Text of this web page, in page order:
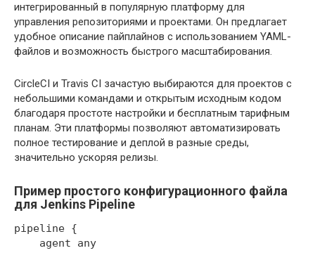
интегрированный в популярную платформу для
управления репозиториями и проектами. Он предлагает
удобное описание пайплайнов с использованием YAML-
файлов и возможность быстрого масштабирования.
CircleCI и Travis CI зачастую выбираются для проектов с
небольшими командами и открытым исходным кодом
благодаря простоте настройки и бесплатным тарифным
планам. Эти платформы позволяют автоматизировать
полное тестирование и деплой в разные среды,
значительно ускоряя релизы.
Пример простого конфигурационного файла
для Jenkins Pipeline
pipeline {
    agent any